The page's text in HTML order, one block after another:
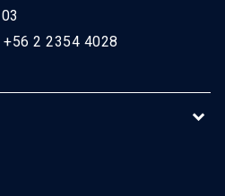
2 2354 4028